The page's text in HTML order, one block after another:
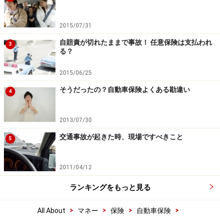
2015/07/31
3
自賠責が切れたままで事故！ 任意保険は支払われ
る？
2015/06/25
4 そうだったの？自動車保険よくある勘違い
2013/07/30
5 交通事故が起きた時、現場ですべきこと
2011/04/12
ランキングをもっと見る
All About > マネー > 保険 > 自動車保険 >